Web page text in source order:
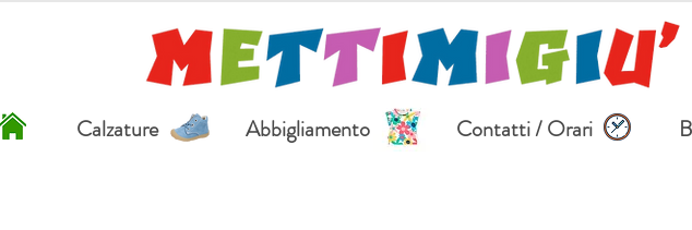
Calzature Abbigliamento Contatti / Orari